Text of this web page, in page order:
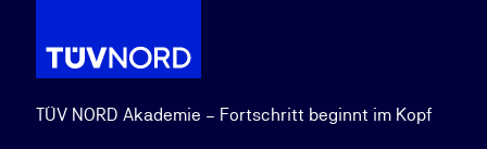
TÜV NORD Akademie – Fortschritt beginnt im Kopf